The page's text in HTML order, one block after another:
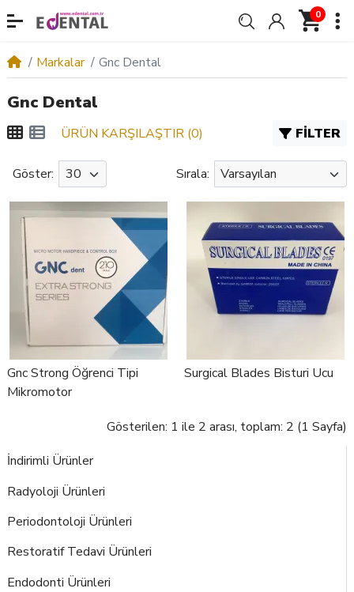
0
Markalar Gnc Dental
İndirimli Ürünler
Radyoloji Ürünleri
Periodontoloji Ürünleri
Restoratif Tedavi Ürünleri
Endodonti Ürünleri
Gnc Dental
FILTER
ÜRÜN KARŞILAŞTIR (0)
Göster: Sırala:
Gnc Strong Öğrenci Tipi
Mikromotor
Surgical Blades Bisturi Ucu
Gösterilen: 1 ile 2 arası, toplam: 2 (1 Sayfa)